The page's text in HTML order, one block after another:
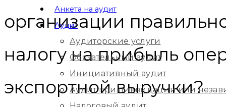
Анкета на аудит
Аудит
Аудиторские услуги
Обязательный аудит
Инициативный аудит
Аудит при ликвидации или
организации
налогу на прибыль
экспортной выручки?